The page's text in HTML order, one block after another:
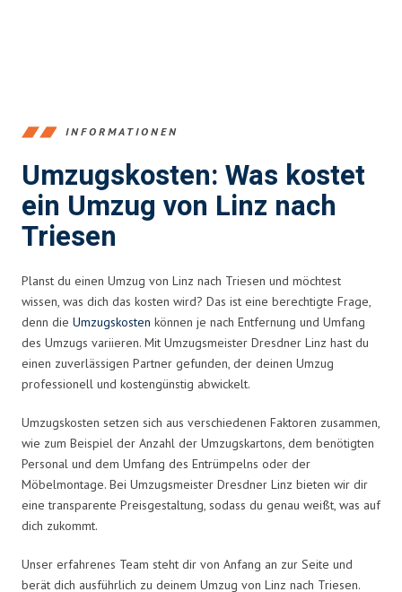
INFORMATIONEN
Umzugskosten: Was kostet
ein Umzug von Linz nach
Triesen
Planst du einen Umzug von Linz nach Triesen und möchtest
wissen, was dich das kosten wird? Das ist eine berechtigte Frage,
denn die Umzugskosten können je nach Entfernung und Umfang
des Umzugs variieren. Mit Umzugsmeister Dresdner Linz hast du
einen zuverlässigen Partner gefunden, der deinen Umzug
professionell und kostengünstig abwickelt.
Umzugskosten setzen sich aus verschiedenen Faktoren zusammen,
wie zum Beispiel der Anzahl der Umzugskartons, dem benötigten
Personal und dem Umfang des Entrümpelns oder der
Möbelmontage. Bei Umzugsmeister Dresdner Linz bieten wir dir
eine transparente Preisgestaltung, sodass du genau weißt, was auf
dich zukommt.
Unser erfahrenes Team steht dir von Anfang an zur Seite und
berät dich ausführlich zu deinem Umzug von Linz nach Triesen.